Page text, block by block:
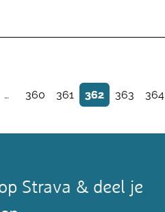
… 360 361 362 363 364
Strava & deel je